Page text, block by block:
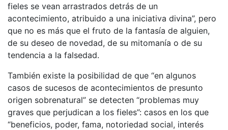
fieles se vean arrastrados detrás de un
acontecimiento, atribuido a una iniciativa divina”, pero
que no es más que el fruto de la fantasía de alguien,
de su deseo de novedad, de su mitomanía o de su
tendencia a la falsedad.
También existe la posibilidad de que “en algunos
casos de sucesos de acontecimientos de presunto
origen sobrenatural” se detecten “problemas muy
graves que perjudican a los fieles”: casos en los que
“beneficios, poder, fama, notoriedad social, interés